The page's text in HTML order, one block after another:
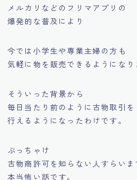
メルカリなどのフリマアプリの
爆発的な普及 により
今では小学生や専業主婦の方も
気軽に物を販売できるようになり
そういった背景から
毎日当たり前のように古物取引を
行えるようになったわけです。
ぶっちゃけ
古物商許可を知らない人すらいま
本当怖い話です。